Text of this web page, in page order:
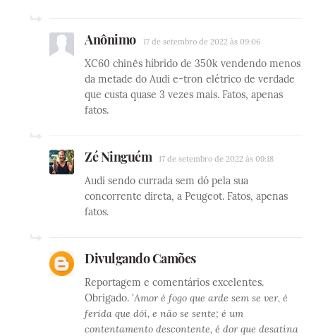
Anônimo 17 de setembro de 2022 às 09:06
XC60 chinês híbrido de 350k vendendo menos
da metade do Audi e-tron elétrico de verdade
que custa quase 3 vezes mais. Fatos, apenas
fatos.
Zé Ninguém 17 de setembro de 2022 às 09:18
Audi sendo currada sem dó pela sua
concorrente direta, a Peugeot. Fatos, apenas
fatos.
Divulgando Camões
Reportagem e comentários excelentes.
Obrigado. 'Amor é fogo que arde sem se ver, é
ferida que dói, e não se sente; é um
contentamento descontente, é dor que desatina